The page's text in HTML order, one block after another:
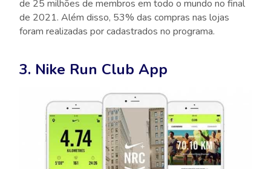
de 25 milhões de membros em todo o mundo no final
de 2021. Além disso, 53% das compras nas lojas
foram realizadas por cadastrados no programa.
3. Nike Run Club App